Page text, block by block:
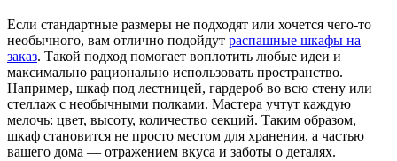
Если стандартные размеры не подходят или хочется чего-то
необычного, вам отлично подойдут распашные шкафы на
заказ. Такой подход помогает воплотить любые идеи и
максимально рационально использовать пространство.
Например, шкаф под лестницей, гардероб во всю стену или
стеллаж с необычными полками. Мастера учтут каждую
мелочь: цвет, высоту, количество секций. Таким образом,
шкаф становится не просто местом для хранения, а частью
вашего дома — отражением вкуса и заботы о деталях.